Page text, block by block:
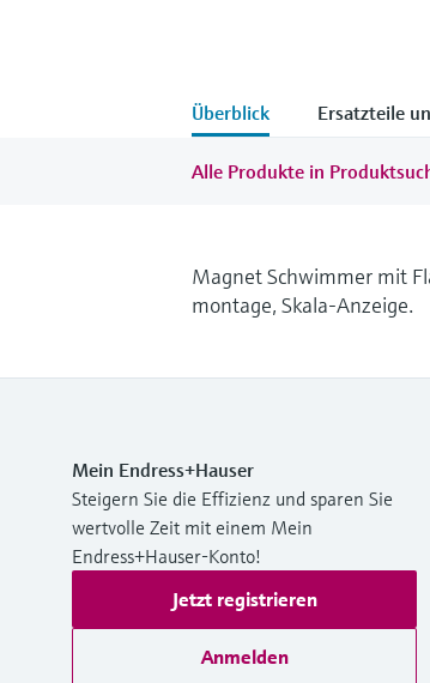
Überblick Ersatzteile
Alle Produkte in
Magnet Schwimmer mit
montage, Skala-Anzeige.
Mein Endress+Hauser
Steigern Sie die Effizienz und sparen Sie
wertvolle Zeit mit einem Mein
Endress+Hauser-Konto!
Jetzt registrieren
Anmelden